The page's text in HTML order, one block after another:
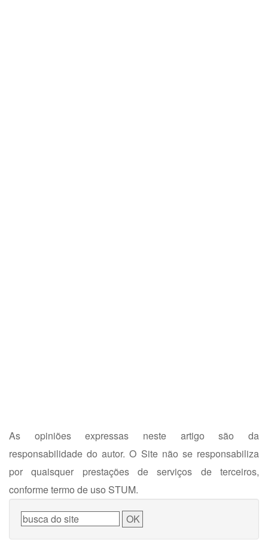
As opiniões expressas neste artigo são da
responsabilidade do autor. O Site não se responsabiliza
por quaisquer prestações de serviços de terceiros,
conforme termo de uso STUM.